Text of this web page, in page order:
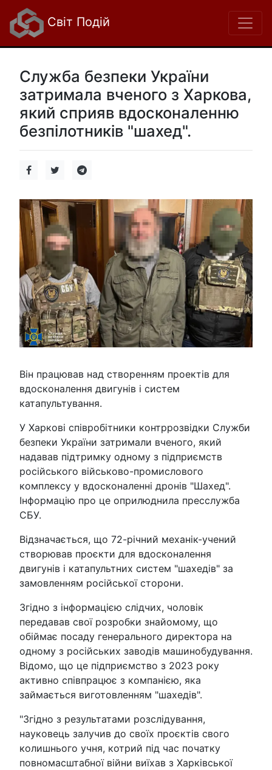
Світ Подій
Служба безпеки України
затримала вченого з Харкова,
який сприяв вдосконаленню
безпілотників "шахед".
Він працював над створенням проектів для
вдосконалення двигунів і систем
катапультування.
У Харкові співробітники контррозвідки Служби
безпеки України затримали вченого, який
надавав підтримку одному з підприємств
російського військово-промислового
комплексу у вдосконаленні дронів "Шахед".
Інформацію про це оприлюднила пресслужба
СБУ.
Відзначається, що 72-річний механік-учений
створював проєкти для вдосконалення
двигунів і катапультних систем "шахедів" за
замовленням російської сторони.
Згідно з інформацією слідчих, чоловік
передавав свої розробки знайомому, що
обіймає посаду генерального директора на
одному з російських заводів машинобудування.
Відомо, що це підприємство з 2023 року
активно співпрацює з компанією, яка
займається виготовленням "шахедів".
"Згідно з результатами розслідування,
науковець залучив до своїх проєктів свого
колишнього учня, котрий під час початку
повномасштабної війни виїхав з Харківської